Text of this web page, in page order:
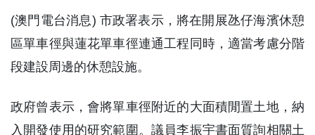
(澳門電台消息) 市政署表示，將在開展氹仔海濱休憩
區單車徑與蓮花單車徑連通工程同時，適當考慮分階
段建設周邊的休憩設施。
政府曾表示，會將單車徑附近的大面積閒置土地，納
入開發使用的研究範圍。議員李振宇書面質詢相關土